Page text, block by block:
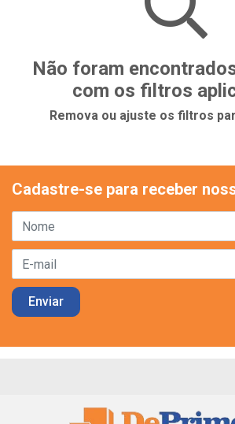
Não foram
com os filtros
Remova ou ajuste os filtros
Cadastre-se para receber